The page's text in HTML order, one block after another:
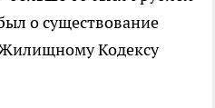
о существование
Кодексу